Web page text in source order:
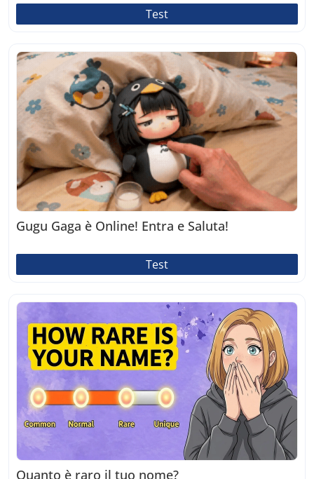
Test
Gugu Gaga è Online! Entra e Saluta!
Test
Quanto è raro il tuo nome?